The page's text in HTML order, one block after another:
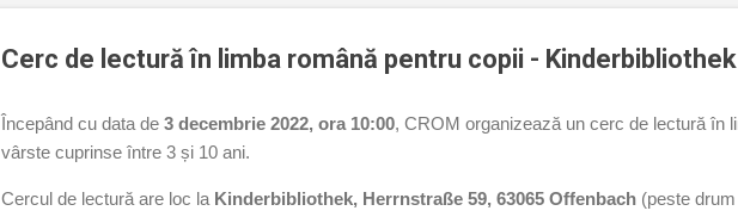
Cerc de lectură în limba română pentru copii -
Începând cu data de 3 decembrie 2022, ora 10:00, CROM organizează un cerc de lectură în
vârste cuprinse între 3 și 10 ani.
Cercul de lectură are loc la Kinderbibliothek, Herrnstraße 59, 63065 Offenbach (peste